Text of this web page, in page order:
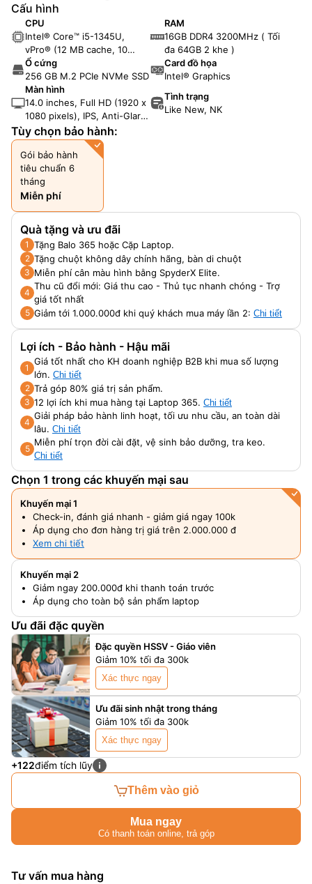
Cấu hình
CPU
Intel® Core™ i5-1345U,
vPro® (12 MB cache, 10
cores, 12 threads, up to 4.7
GHz Turbo)
RAM
16GB DDR4 3200MHz ( Tối
đa 64GB 2 khe )
Ổ cứng
256 GB M.2 PCIe NVMe SSD
Card đồ họa
Intel® Graphics
Màn hình
14.0 inches, Full HD (1920 x
1080 pixels), IPS, Anti-Glare,
60Hz, Non Touch, 250 Nits
Tình trạng
Like New, NK
Tùy chọn bảo hành:
Gói bảo hành
tiêu chuẩn 6
tháng
Miễn phí
Quà tặng và ưu đãi
1 Tặng Balo 365 hoặc Cặp Laptop.
2 Tặng chuột không dây chính hãng, bàn di chuột
3 Miễn phí cân màu hình bằng SpyderX Elite.
4
Thu cũ đổi mới: Giá thu cao - Thủ tục nhanh chóng - Trợ
giá tốt nhất
5 Giảm tới 1.000.000đ khi quý khách mua máy lần 2: Chi tiết
Lợi ích - Bảo hành - Hậu mãi
1
Giá tốt nhất cho KH doanh nghiệp B2B khi mua số lượng
lớn. Chi tiết
2 Trả góp 80% giá trị sản phẩm.
3 12 lợi ích khi mua hàng tại Laptop 365. Chi tiết
4
Giải pháp bảo hành linh hoạt, tối ưu nhu cầu, an toàn dài
lâu. Chi tiết
5
Miễn phí trọn đời cài đặt, vệ sinh bảo dưỡng, tra keo.
Chi tiết
Chọn 1 trong các khuyến mại sau
Khuyến mại 1
Check-in, đánh giá nhanh - giảm giá ngay 100k
Áp dụng cho đơn hàng trị giá trên 2.000.000 đ
Xem chi tiết
Khuyến mại 2
Giảm ngay 200.000đ khi thanh toán trước
Áp dụng cho toàn bộ sản phẩm laptop
Ưu đãi đặc quyền
Đặc quyền HSSV - Giáo viên
Giảm 10% tối đa 300k
Xác thực ngay
Ưu đãi sinh nhật trong tháng
Giảm 10% tối đa 300k
Xác thực ngay
+122điểm tích lũy
Thêm vào giỏ
Mua ngay
Có thanh toán online, trả góp
Tư vấn mua hàng